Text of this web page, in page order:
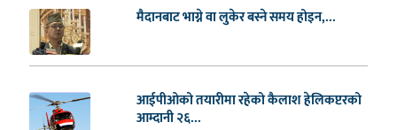
मैदानबाट भाग्ने वा लुकेर बस्ने समय होइन,...
आईपीओको तयारीमा रहेको कैलाश हेलिकप्टरको
आम्दानी २६...